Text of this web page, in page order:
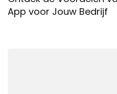
App voor Jouw Bedrijf